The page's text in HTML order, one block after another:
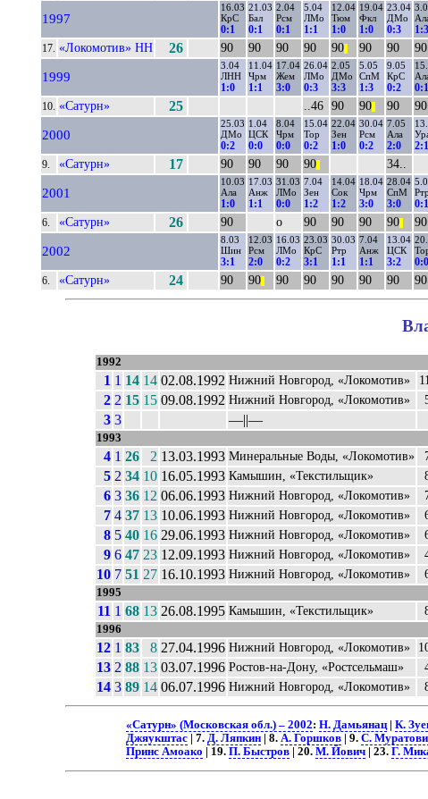
1997
16.03
КрС
0:1
21.03
Бал
0:1
2.04
Рсм
0:1
5.04
ЛМо
1:1
12.04
Тюм
1:0
19.04
Фкл
1:0
23.04
ДМо
0:3 1:3
17. «Локомотив» НН 26 90 90 90 90 90 90 90 90
1999
3.04
ЛНН
1:0
11.04
Чрм
1:1
17.04
Жем
3:0
26.04
ЛМо
0:3
2.05
ДМо
3:3
5.05
СпМ
1:3
9.05
КрС
0:2 0:1
10. «Сатурн» 25 ..46 90 90 90 90
2000
25.03
ДМо
0:2
1.04
ЦСК
0:0
8.04
Чрм
0:0
15.04
Тор
0:2
22.04
Зен
1:0
30.04
Рсм
0:2
7.05
Ала
2:0 2:1
9. «Сатурн» 17 90 90 90 90 34..
2001
10.03
Ала
1:0
17.03
Анж
1:1
31.03
ЛМо
0:0
7.04
Зен
1:2
14.04
Сок
1:2
18.04
Чрм
3:0
28.04
СпМ
3:0
Ртр
0:1
6. «Сатурн» 26 90 о 90 90 90 90 90
2002
8.03
Шин
3:1
12.03
Рсм
2:0
16.03
ЛМо
0:2
23.03
КрС
3:1
30.03
Ртр
1:1
7.04
Анж
1:1
13.04
ЦСК
3:2 0:0
6. «Сатурн» 24 90 90 90 90 90 90 90 90
1992
1 1 14 14 02.08.1992 Нижний Новгород, «Локомотив»
2 2 15 15 09.08.1992 Нижний Новгород, «Локомотив»
3 3 ––||––
1993
4 1 26 2 13.03.1993 Минеральные Воды, «Локомотив»
5 2 34 10 16.05.1993 Камышин, «Текстильщик»
6 3 36 12 06.06.1993 Нижний Новгород, «Локомотив»
7 4 37 13 10.06.1993 Нижний Новгород, «Локомотив»
8 5 40 16 29.06.1993 Нижний Новгород, «Локомотив»
9 6 47 23 12.09.1993 Нижний Новгород, «Локомотив»
10 7 51 27 16.10.1993 Нижний Новгород, «Локомотив»
1995
11 1 68 13 26.08.1995 Камышин, «Текстильщик»
1996
12 1 83 8 27.04.1996 Нижний Новгород, «Локомотив»
13 2 88 13 03.07.1996 Ростов-на-Дону, «Ростсельмаш»
14 3 89 14 06.07.1996 Нижний Новгород, «Локомотив»
«Сатурн» (Московская обл.) – 2002: Н. Дамьянац| К.
Джяукштас| 7. Д. Ляпкин| 8. А. Горшков| 9. С.
Принс Амоако | 19. П. Быстров| 20. М. Йович| 23. Г.